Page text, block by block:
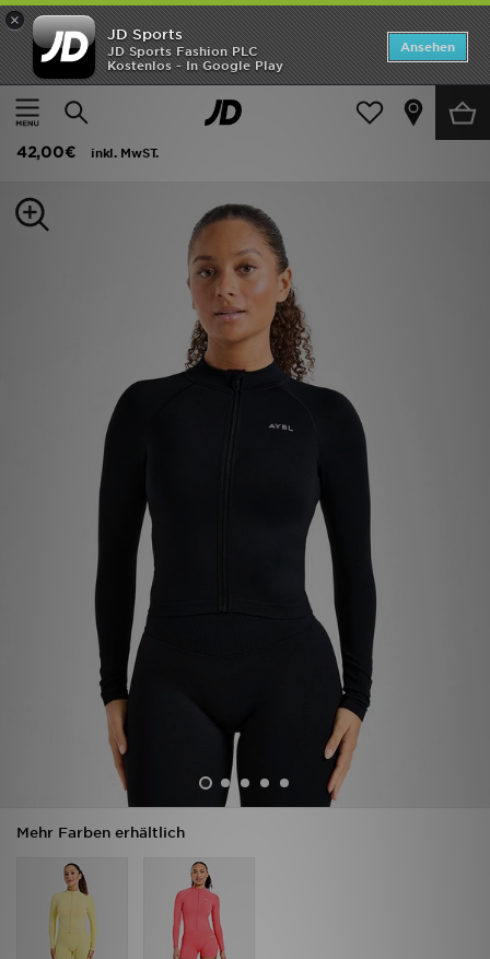
×
JD Sports
JD Sports Fashion PLC
Kostenlos - In Google Play
Ansehen
Home
Frauen Frauenkleidung Fitness Tops
AYBL Enhance Full Zip Seamless Top
42,00€
inkl. MwST.
Mehr Farben erhältlich
ANGEBOTE
Neuheiten
Kinder
Lade die APP
Hilfe & Kontakt
Geschenkgutschein